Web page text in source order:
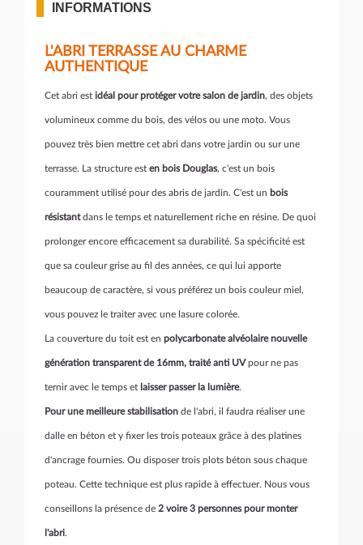
INFORMATIONS
L'ABRI TERRASSE AU CHARME
AUTHENTIQUE
Cet abri est idéal pour protéger votre salon de jardin, des objets
volumineux comme du bois, des vélos ou une moto. Vous
pouvez très bien mettre cet abri dans votre jardin ou sur une
terrasse. La structure est en bois Douglas, c'est un bois
couramment utilisé pour des abris de jardin. C'est un bois
résistantdans le temps et naturellement riche en résine. De quoi
prolonger encore efficacement sa durabilité. Sa spécificité est
que sa couleur grise au fil des années, ce qui lui apporte
beaucoup de caractère, si vous préférez un bois couleur miel,
vous pouvez le traiter avec une lasure colorée.
La couverture du toit est en polycarbonate alvéolaire nouvelle
génération transparent de 16mm, traité anti UVpour ne pas
ternir avec le temps et laisser passer la lumière.
Pour une meilleure stabilisation de l'abri, il faudra réaliser une
dalle en béton et y fixer les trois poteaux grâce à des platines
d'ancrage fournies. Ou disposer trois plots béton sous chaque
poteau. Cette technique est plus rapide à effectuer. Nous vous
conseillons la présence de 2 voire 3 personnes pour monter
l'abri.